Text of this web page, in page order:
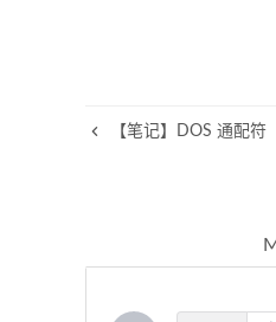
【笔记】DOS 通配符